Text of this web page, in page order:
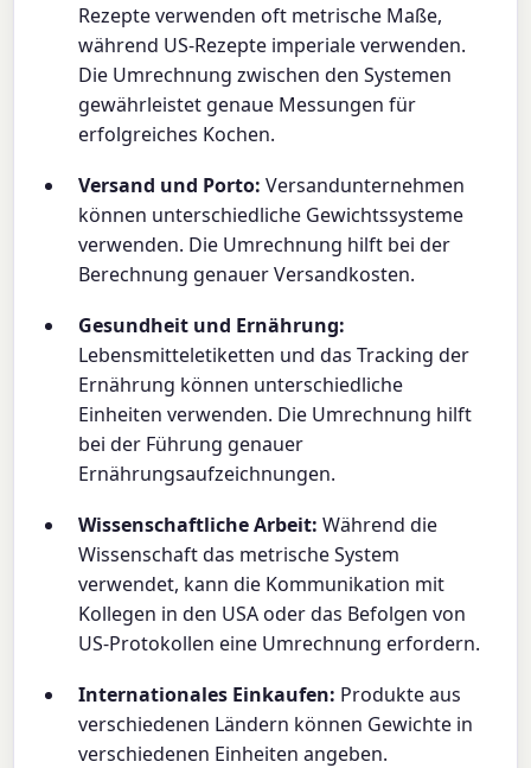
Rezepte verwenden oft metrische Maße,
während US-Rezepte imperiale verwenden.
Die Umrechnung zwischen den Systemen
gewährleistet genaue Messungen für
erfolgreiches Kochen.
Versand und Porto: Versandunternehmen
können unterschiedliche Gewichtssysteme
verwenden. Die Umrechnung hilft bei der
Berechnung genauer Versandkosten.
Gesundheit und Ernährung:
Lebensmitteletiketten und das Tracking der
Ernährung können unterschiedliche
Einheiten verwenden. Die Umrechnung hilft
bei der Führung genauer
Ernährungsaufzeichnungen.
Wissenschaftliche Arbeit: Während die
Wissenschaft das metrische System
verwendet, kann die Kommunikation mit
Kollegen in den USA oder das Befolgen von
US-Protokollen eine Umrechnung erfordern.
Internationales Einkaufen: Produkte aus
verschiedenen Ländern können Gewichte in
verschiedenen Einheiten angeben.